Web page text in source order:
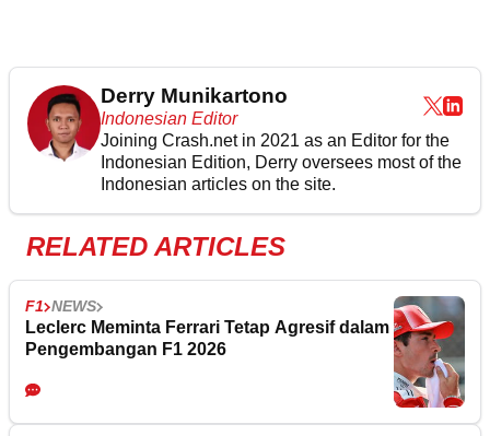
Derry Munikartono
Indonesian Editor
Joining Crash.net in 2021 as an Editor for the
Indonesian Edition, Derry oversees most of the
Indonesian articles on the site.
RELATED ARTICLES
F1 NEWS
Leclerc Meminta Ferrari Tetap Agresif dalam
Pengembangan F1 2026